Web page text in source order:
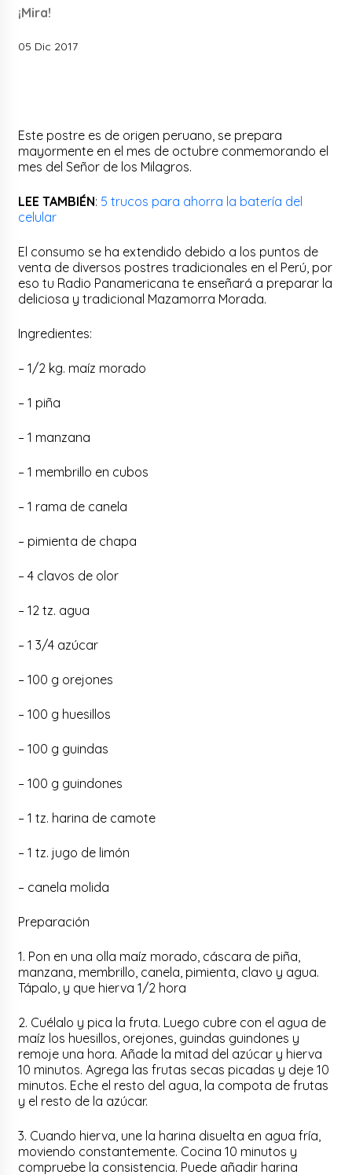
¡Mira!
05 Dic 2017
Este postre es de origen peruano, se prepara
mayormente en el mes de octubre conmemorando el
mes del Señor de los Milagros.
LEE TAMBIÉN: 5 trucos para ahorra la batería del
celular
El consumo se ha extendido debido a los puntos de
venta de diversos postres tradicionales en el Perú, por
eso tu Radio Panamericana te enseñará a preparar la
deliciosa y tradicional Mazamorra Morada.
Ingredientes:
– 1/2 kg. maíz morado
– 1 piña
– 1 manzana
– 1 membrillo en cubos
– 1 rama de canela
– pimienta de chapa
– 4 clavos de olor
– 12 tz. agua
– 1 3/4 azúcar
– 100 g orejones
– 100 g huesillos
– 100 g guindas
– 100 g guindones
– 1 tz. harina de camote
– 1 tz. jugo de limón
– canela molida
Preparación
1. Pon en una olla maíz morado, cáscara de piña,
manzana, membrillo, canela, pimienta, clavo y agua.
Tápalo, y que hierva 1/2 hora
2. Cuélalo y pica la fruta. Luego cubre con el agua de
maíz los huesillos, orejones, guindas guindones y
remoje una hora. Añade la mitad del azúcar y hierva
10 minutos. Agrega las frutas secas picadas y deje 10
minutos. Eche el resto del agua, la compota de frutas
y el resto de la azúcar.
3. Cuando hierva, une la harina disuelta en agua fría,
moviendo constantemente. Cocina 10 minutos y
compruebe la consistencia. Puede añadir harina